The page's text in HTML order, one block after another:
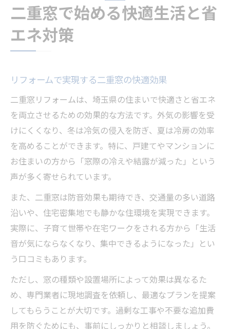
二重窓で始める快適生活と省
エネ対策
リフォームで実現する二重窓の快適効果
二重窓リフォームは、埼玉県の住まいで快適さと省エネ
を両立させるための効果的な方法です。外気の影響を受
けにくくなり、冬は冷気の侵入を防ぎ、夏は冷房の効率
を高めることができます。特に、戸建てやマンションに
お住まいの方から「窓際の冷えや結露が減った」という
声が多く寄せられています。
また、二重窓は防音効果も期待でき、交通量の多い道路
沿いや、住宅密集地でも静かな住環境を実現できます。
実際に、子育て世帯や在宅ワークをされる方から「生活
音が気にならなくなり、集中できるようになった」とい
う口コミもあります。
ただし、窓の種類や設置場所によって効果は異なるた
め、専門業者に現地調査を依頼し、最適なプランを提案
してもらうことが大切です。過剰な工事や不要な追加費
用を防ぐためにも、事前にしっかりと相談しましょう。